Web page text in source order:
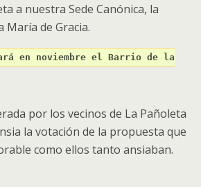
a nuestra Sede Canónica, la
María de Gracia.
en noviembre el Barrio de la
por los vecinos de La Pañoleta
la votación de la propuesta que
como ellos tanto ansiaban.